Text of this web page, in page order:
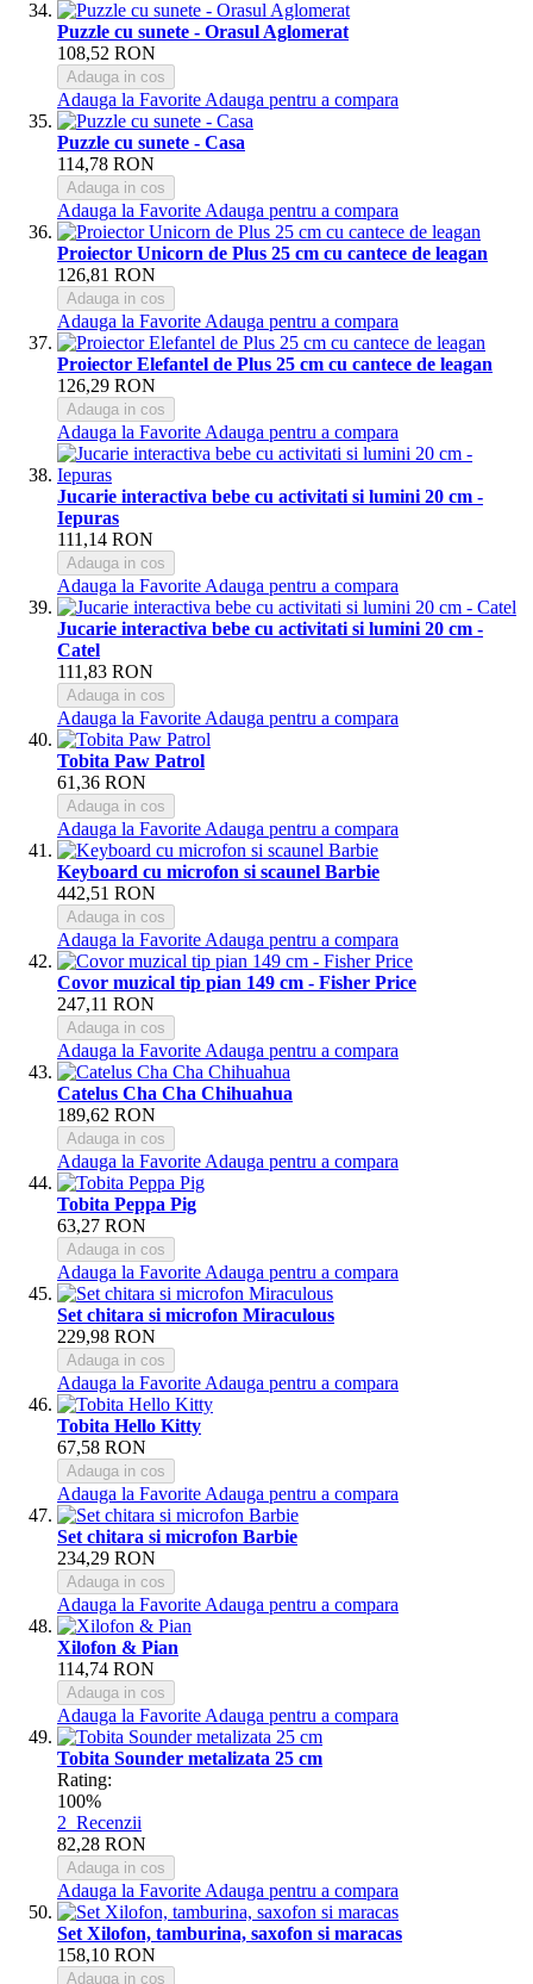
Puzzle cu sunete - Orasul Aglomerat
108,52 RON
Adauga in cos
Adauga la Favorite Adauga pentru a compara
Puzzle cu sunete - Casa
114,78 RON
Adauga in cos
Adauga la Favorite Adauga pentru a compara
Proiector Unicorn de Plus 25 cm cu cantece de leagan
126,81 RON
Adauga in cos
Adauga la Favorite Adauga pentru a compara
Proiector Elefantel de Plus 25 cm cu cantece de leagan
126,29 RON
Adauga in cos
Adauga la Favorite Adauga pentru a compara
Jucarie interactiva bebe cu activitati si lumini 20 cm -
Iepuras
111,14 RON
Adauga in cos
Adauga la Favorite Adauga pentru a compara
Jucarie interactiva bebe cu activitati si lumini 20 cm -
Catel
111,83 RON
Adauga in cos
Adauga la Favorite Adauga pentru a compara
Tobita Paw Patrol
61,36 RON
Adauga in cos
Adauga la Favorite Adauga pentru a compara
Keyboard cu microfon si scaunel Barbie
442,51 RON
Adauga in cos
Adauga la Favorite Adauga pentru a compara
Covor muzical tip pian 149 cm - Fisher Price
247,11 RON
Adauga in cos
Adauga la Favorite Adauga pentru a compara
Catelus Cha Cha Chihuahua
189,62 RON
Adauga in cos
Adauga la Favorite Adauga pentru a compara
Tobita Peppa Pig
63,27 RON
Adauga in cos
Adauga la Favorite Adauga pentru a compara
Set chitara si microfon Miraculous
229,98 RON
Adauga in cos
Adauga la Favorite Adauga pentru a compara
Tobita Hello Kitty
67,58 RON
Adauga in cos
Adauga la Favorite Adauga pentru a compara
Set chitara si microfon Barbie
234,29 RON
Adauga in cos
Adauga la Favorite Adauga pentru a compara
Xilofon & Pian
114,74 RON
Adauga in cos
Adauga la Favorite Adauga pentru a compara
Tobita Sounder metalizata 25 cm
Rating:
100%
2 Recenzii
82,28 RON
Adauga in cos
Adauga la Favorite Adauga pentru a compara
Set Xilofon, tamburina, saxofon si maracas
158,10 RON
Adauga in cos